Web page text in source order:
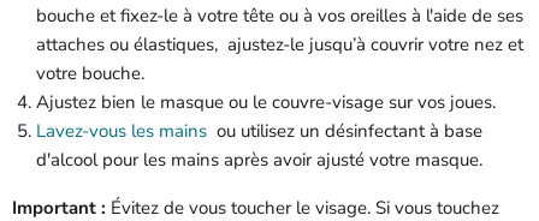
bouche et fixez-le à votre tête ou à vos oreilles à l'aide de ses
attaches ou élastiques, ajustez-le jusqu’à couvrir votre nez et
votre bouche.
Ajustez bien le masque ou le couvre-visage sur vos joues.
Lavez-vous les mains ou utilisez un désinfectant à base
d'alcool pour les mains après avoir ajusté votre masque.
Important : Évitez de vous toucher le visage. Si vous touchez